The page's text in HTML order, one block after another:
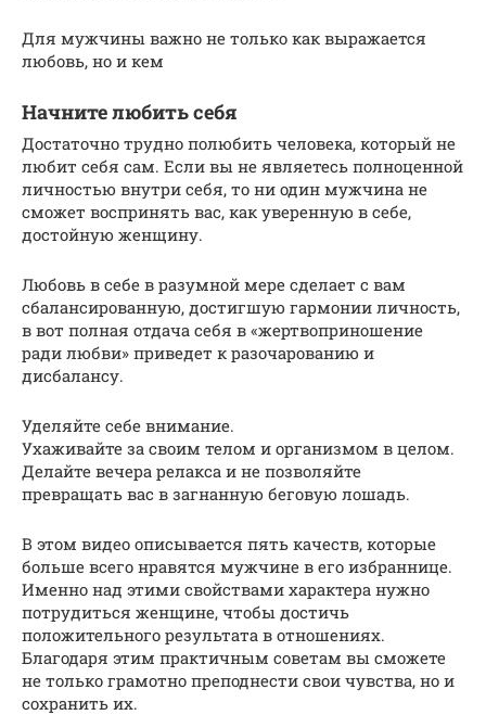
Для мужчины важно не только как выражается
любовь, но и кем
Начните любить себя
Достаточно трудно полюбить человека, который не
любит себя сам. Если вы не являетесь полноценной
личностью внутри себя, то ни один мужчина не
сможет воспринять вас, как уверенную в себе,
достойную женщину.
Любовь в себе в разумной мере сделает с вам
сбалансированную, достигшую гармонии личность,
в вот полная отдача себя в «жертвоприношение
ради любви» приведет к разочарованию и
дисбалансу.
Уделяйте себе внимание.
Ухаживайте за своим телом и организмом в целом.
Делайте вечера релакса и не позволяйте
превращать вас в загнанную беговую лошадь.
В этом видео описывается пять качеств, которые
больше всего нравятся мужчине в его избраннице.
Именно над этими свойствами характера нужно
потрудиться женщине, чтобы достичь
положительного результата в отношениях.
Благодаря этим практичным советам вы сможете
не только грамотно преподнести свои чувства, но и
сохранить их.